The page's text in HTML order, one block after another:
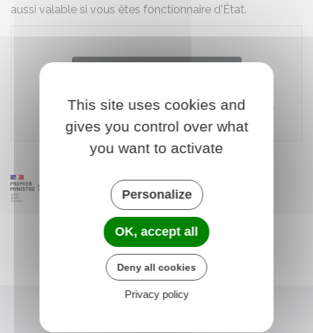
aussi valable si vous êtes fonctionnaire d'État.
Caisse nationale de retraite des agents des collectivités
locales (CNRACL)
This site uses cookies and
gives you control over what
you want to activate
Personalize
OK, accept all
Deny all cookies
Privacy policy